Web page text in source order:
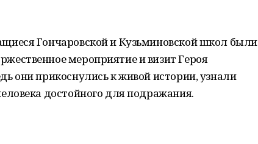
Гончаровской и Кузьминовской школ были
мероприятие и визит Героя
они прикоснулись к живой истории, узнали
достойного для подражания.